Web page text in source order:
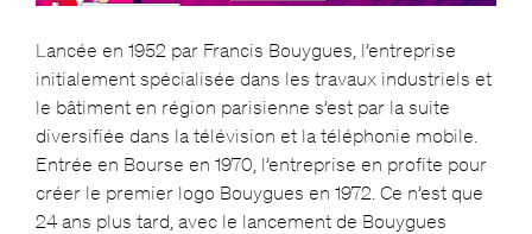
Lancée en 1952 par Francis Bouygues, l’entreprise
initialement spécialisée dans les travaux industriels et
le bâtiment en région parisienne s’est par la suite
diversifiée dans la télévision et la téléphonie mobile.
Entrée en Bourse en 1970, l’entreprise en profite pour
créer le premier logo Bouygues en 1972. Ce n’est que
24 ans plus tard, avec le lancement de Bouygues